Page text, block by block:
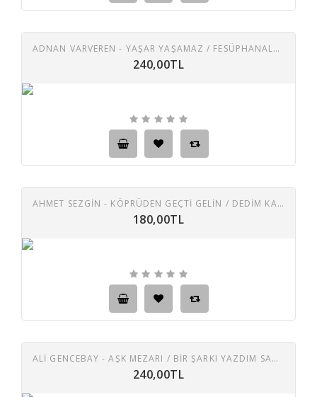
ADNAN VARVEREN - YAŞAR YAŞAMAZ / FESÜPHANALLAH 45 LIK PLAK
240,00TL
AHMET SEZGİN - KÖPRÜDEN GEÇTI GELIN / DEDIM KAŞIN ZÜLFIKARDIR 45 LIK PLAK
180,00TL
ALİ GENCEBAY - AŞK MEZARI / BIR ŞARKI YAZDIM SANA 45 LIK PLAK
240,00TL